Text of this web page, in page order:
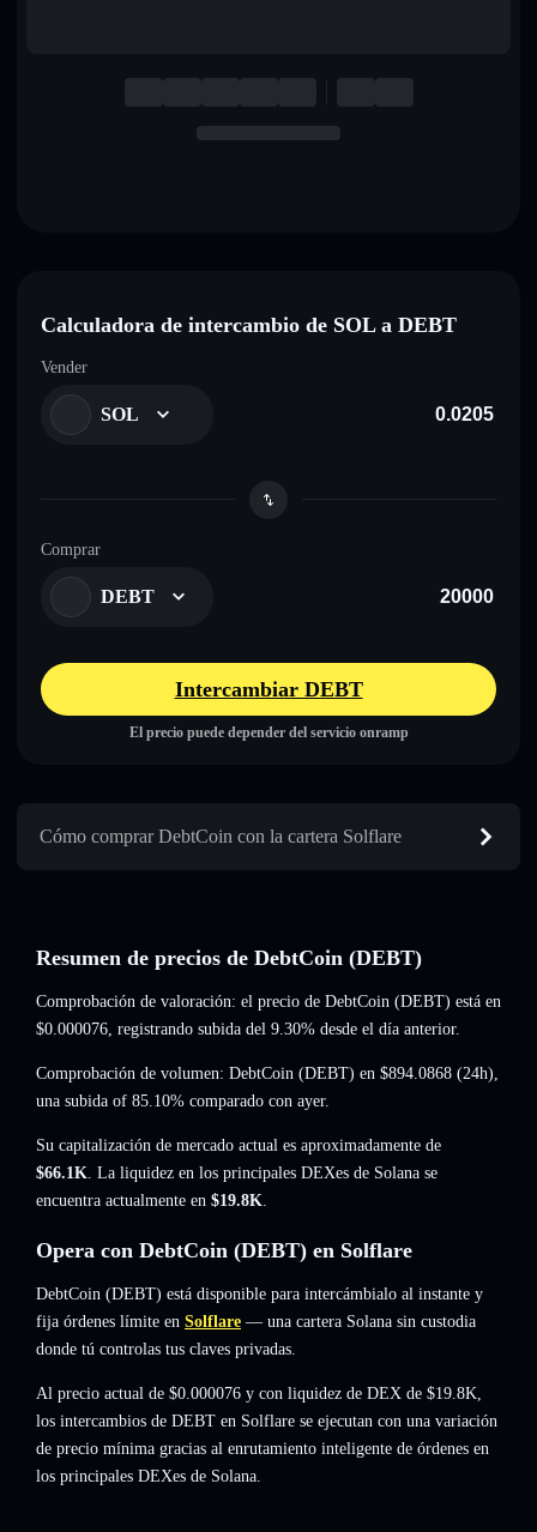
Calculadora de intercambio de SOL a DEBT
Vender
SOL
Comprar
DEBT
Intercambiar DEBT
El precio puede depender del servicio onramp
Cómo comprar DebtCoin con la cartera Solflare
Resumen de precios de DebtCoin (DEBT)
Comprobación de valoración: el precio de DebtCoin (DEBT) está en
$0.000076, registrando subida del 9.30% desde el día anterior.
Comprobación de volumen: DebtCoin (DEBT) en $894.0868 (24h),
una subida of 85.10% comparado con ayer.
Su capitalización de mercado actual es aproximadamente de
$66.1K. La liquidez en los principales DEXes de Solana se
encuentra actualmente en $19.8K.
Opera con DebtCoin (DEBT) en Solflare
DebtCoin (DEBT) está disponible para intercámbialo al instante y
fija órdenes límite en Solflare — una cartera Solana sin custodia
donde tú controlas tus claves privadas.
Al precio actual de $0.000076 y con liquidez de DEX de $19.8K,
los intercambios de DEBT en Solflare se ejecutan con una variación
de precio mínima gracias al enrutamiento inteligente de órdenes en
los principales DEXes de Solana.